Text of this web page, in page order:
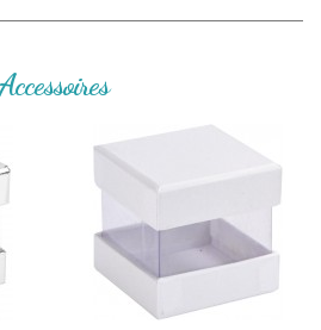
Accessoires